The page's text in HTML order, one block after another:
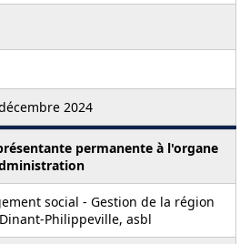
2024
permanente à l'organe
social - Gestion de la région
Philippeville, asbl